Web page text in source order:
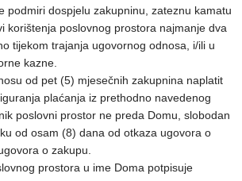
podmiri dospjelu zakupninu, zateznu kamatu
korištenja poslovnog prostora najmanje dva
tijekom trajanja ugovornog odnosa, i/ili u
kazne.
od pet (5) mjesečnih zakupnina naplatit
plaćanja iz prethodno navedenog
poslovni prostor ne preda Domu, slobodan
od osam (8) dana od otkaza ugovora o
o zakupu.
prostora u ime Doma potpisuje